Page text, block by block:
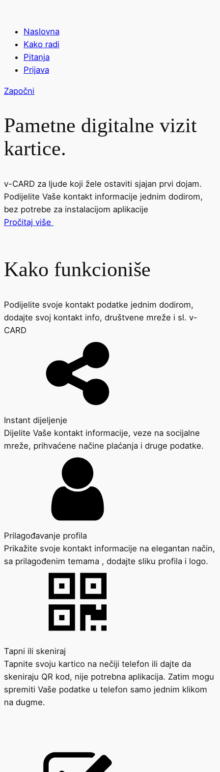
Naslovna
Kako radi
Pitanja
Prijava
Započni
Pametne digitalne vizit
kartice.
v-CARD za ljude koji žele ostaviti sjajan prvi dojam.
Podijelite Vaše kontakt informacije jednim dodirom,
bez potrebe za instalacijom aplikacije
Pročitaj više
Kako funkcioniše
Podijelite svoje kontakt podatke jednim dodirom,
dodajte svoj kontakt info, društvene mreže i sl. v-
CARD
Instant dijeljenje
Dijelite Vaše kontakt informacije, veze na socijalne
mreže, prihvaćene načine plaćanja i druge podatke.
Prilagođavanje profila
Prikažite svoje kontakt informacije na elegantan način,
sa prilagođenim temama , dodajte sliku profila i logo.
Tapni ili skeniraj
Tapnite svoju kartico na nečiji telefon ili dajte da
skeniraju QR kod, nije potrebna aplikacija. Zatim mogu
spremiti Vaše podatke u telefon samo jednim klikom
na dugme.